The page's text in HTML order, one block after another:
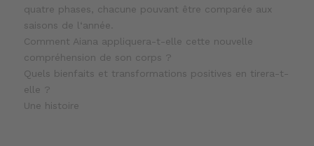
quatre phases, chacune pouvant être comparée aux
saisons de l‘année.
Comment Aiana appliquera-t-elle cette nouvelle
compréhension de son corps ?
Quels bienfaits et transformations positives en tirera-t-
elle ?
Une histoire